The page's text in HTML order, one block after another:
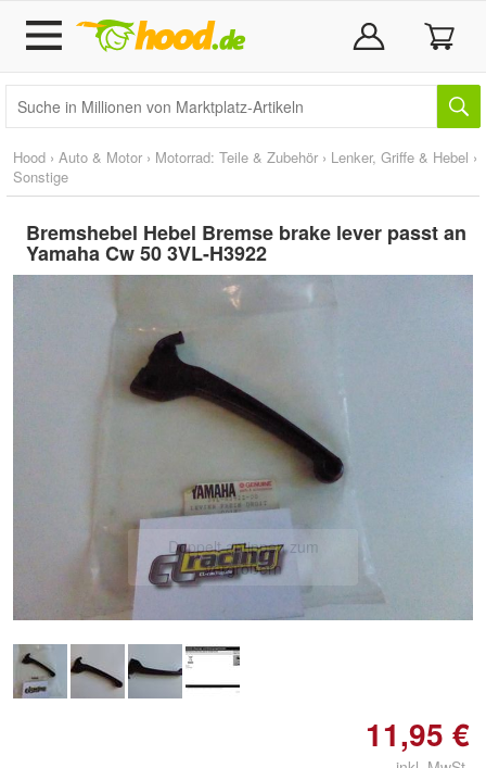
Hood › Auto & Motor › Motorrad: Teile & Zubehör › Lenker, Griffe & Hebel ›
Sonstige
Bremshebel Hebel Bremse brake lever passt an
Yamaha Cw 50 3VL-H3922
Doppelt antippen zum
vergrößern
11,95 €